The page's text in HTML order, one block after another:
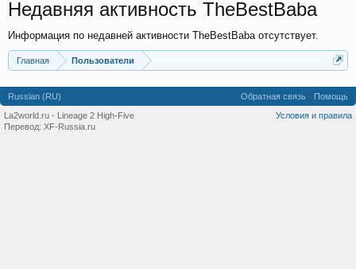
Недавняя активность TheBestBaba
Информация по недавней активности TheBestBaba отсутствует.
Главная Пользователи
Russian (RU) Обратная связь
Помощь
Условия и правила
La2world.ru - Lineage 2 High-Five
Перевод: XF-Russia.ru